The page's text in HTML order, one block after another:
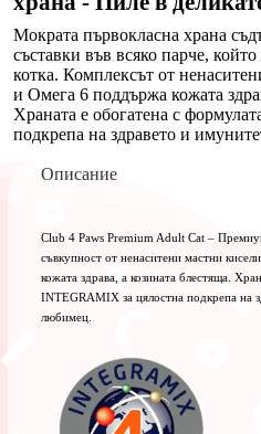
гр
Мократа първокласна храна
съставки във всяко парче,
котка. Комплексът от
и Омега 6 поддържа кожата
Храната е обогатена с
подкрепа на здравето и
Описание
Club 4 Paws Premium Adult Cat –
съвкупност от ненаситени мастни
кожата здрава, а козината блестяща.
INTEGRAMIX за цялостна подкрепа на
любимец.